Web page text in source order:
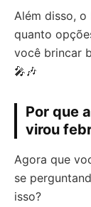
Além disso,
quanto
você brincar
🎤🎶
Por que
virou
Agora que
se
isso?